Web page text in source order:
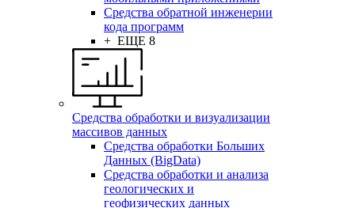
Средства обратной инженерии
кода программ
+ ЕЩЕ 8
Средства обработки и визуализации
массивов данных
Средства обработки Больших
Данных (BigData)
Средства обработки и анализа
геологических и
геофизических данных